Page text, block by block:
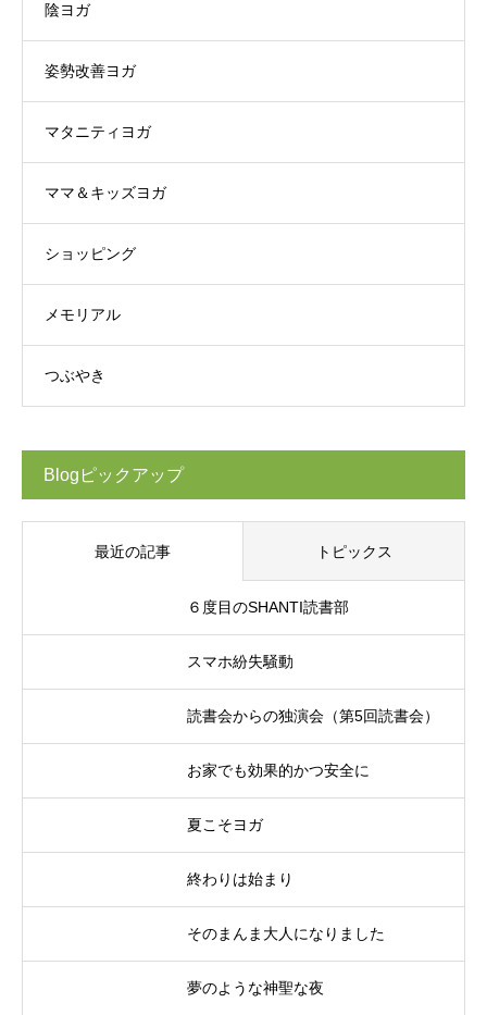
陰ヨガ
姿勢改善ヨガ
マタニティヨガ
ママ＆キッズヨガ
ショッピング
メモリアル
つぶやき
Blogピックアップ
最近の記事 トピックス
６度目のSHANTI読書部
スマホ紛失騒動
読書会からの独演会（第5回読書会）
お家でも効果的かつ安全に
夏こそヨガ
終わりは始まり
そのまんま大人になりました
夢のような神聖な夜